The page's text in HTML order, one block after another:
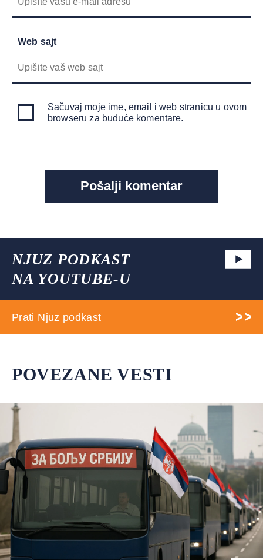
Web sajt
Sačuvaj moje ime, email i web stranicu u ovom
browseru za buduće komentare.
NJUZ PODKAST
NA YOUTUBE-U
Prati Njuz podkast
POVEZANE VESTI